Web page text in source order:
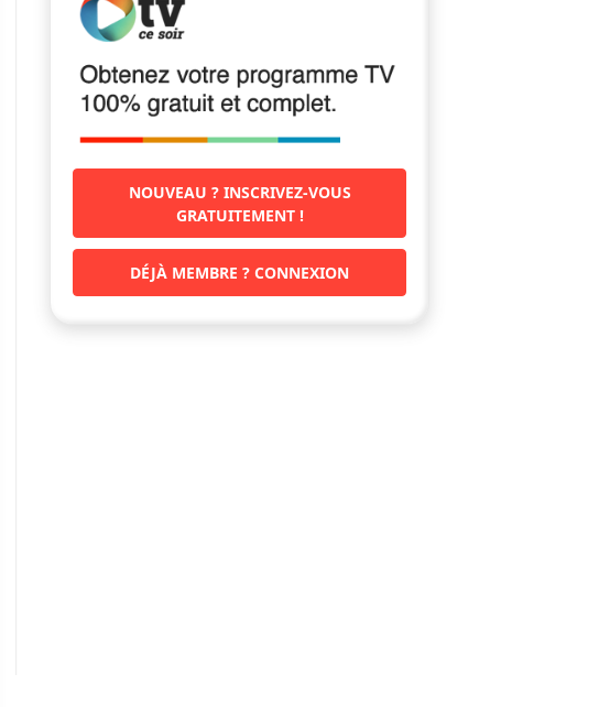
NOUVEAU ? INSCRIVEZ-VOUS
GRATUITEMENT !
DÉJÀ MEMBRE ? CONNEXION